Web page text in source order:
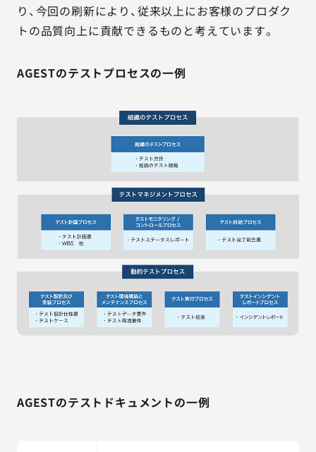
り、今回の刷新により、従来以上にお客様のプロダク
トの品質向上に貢献できるものと考えています。
AGESTのテストプロセスの一例
AGESTのテストドキュメントの一例